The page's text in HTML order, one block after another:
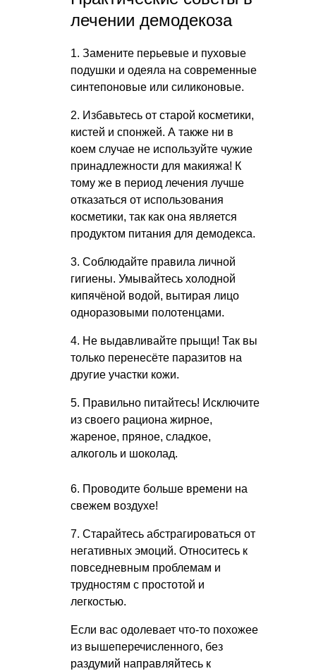
лечении демодекоза
1. Замените перьевые и пуховые
подушки и одеяла на современные
синтепоновые или силиконовые.
2. Избавьтесь от старой косметики,
кистей и спонжей. А также ни в
коем случае не используйте чужие
принадлежности для макияжа! К
тому же в период лечения лучше
отказаться от использования
косметики, так как она является
продуктом питания для демодекса.
3. Соблюдайте правила личной
гигиены. Умывайтесь холодной
кипячёной водой, вытирая лицо
одноразовыми полотенцами.
4. Не выдавливайте прыщи! Так вы
только перенесёте паразитов на
другие участки кожи.
5. Правильно питайтесь! Исключите
из своего рациона жирное,
жареное, пряное, сладкое,
алкоголь и шоколад.
6. Проводите больше времени на
свежем воздухе!
7. Старайтесь абстрагироваться от
негативных эмоций. Относитесь к
повседневным проблемам и
трудностям с простотой и
легкостью.
Если вас одолевает что-то похожее
из вышеперечисленного, без
раздумий направляйтесь к